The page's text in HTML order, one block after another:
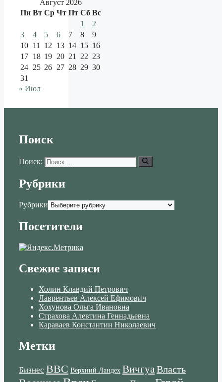
Август 2026
Пн Вт Ср Чт Пт Сб Вс
1
2
3
4 5 6 7 8
9
10 11 12 13 14 15 16
17 18 19 20 21 22 23
24 25 26 27 28 29 30
31
« Июл
Поиск
Поиск:
Рубрики
Рубрики
Посетители
Свежие записи
Холин Клавдий Петрович
Лаврентьев Алексей Ефимович
Хохунова Ольга Ивановна
Страхова Алевтина Геннадьевна
Караваев Константин Николаевич
Метки
Бизнес ВВС Верхний Ландех ВичгуаВласть